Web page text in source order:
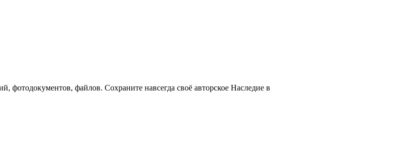
фотодокументов, файлов. Сохраните навсегда своё авторское Наследие в